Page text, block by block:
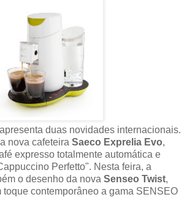
duas novidades internacionais.
nova cafeteira Saeco Exprelia Evo,
expresso totalmente automática e
Perfetto". Nesta feira, a
o desenho da nova Senseo Twist,
toque contemporâneo a gama SENSEO